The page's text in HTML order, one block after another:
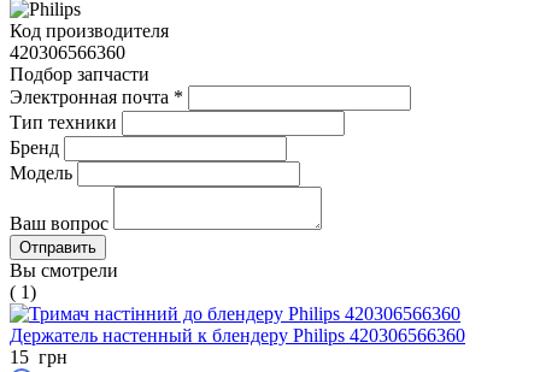
Код производителя
420306566360
Подбор запчасти
Электронная почта *
Тип техники
Бренд
Модель
Ваш вопрос
Вы смотрели
( 1)
Держатель настенный к блендеру Philips 420306566360
15 грн